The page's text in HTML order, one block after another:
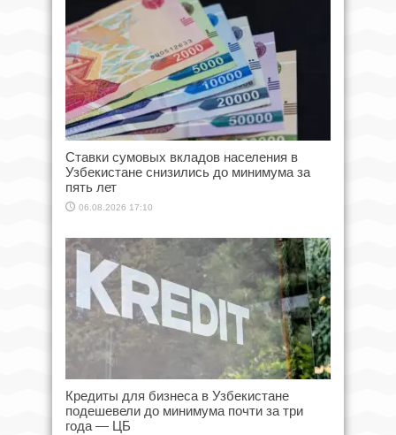
Ставки сумовых вкладов населения в
Узбекистане снизились до минимума за
пять лет
06.08.2026 17:10
Кредиты для бизнеса в Узбекистане
подешевели до минимума почти за три
года — ЦБ